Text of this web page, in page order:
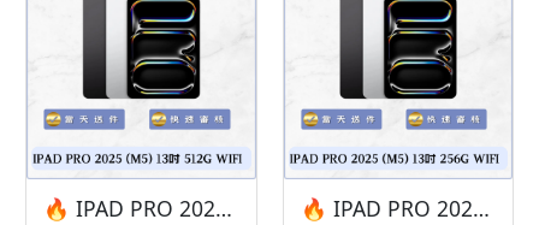
🔥 IPAD PRO 2025 (M5) 13吋 512G WIFI 🎯 想換新機？現在就是最佳時機！現貨當天審件當天過件即可以馬上寄出 🔥 IPAD PRO 2025 (M5) 13吋 256G WIFI 🎯 想換新機？現在就是最佳時機！現貨當天審件當天過件即可以馬上寄出